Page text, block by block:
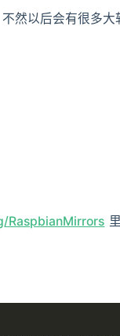
然以后会有很多
RaspbianMirrors